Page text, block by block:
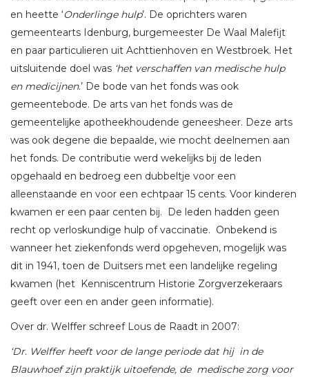
en heette ‘Onderlinge hulp’. De oprichters waren
gemeentearts Idenburg, burgemeester De Waal Malefijt
en paar particulieren uit Achttienhoven en Westbroek. Het
uitsluitende doel was ‘het verschaffen van medische hulp
en medicijnen.’ De bode van het fonds was ook
gemeentebode. De arts van het fonds was de
gemeentelijke apotheekhoudende geneesheer. Deze arts
was ook degene die bepaalde, wie mocht deelnemen aan
het fonds. De contributie werd wekelijks bij de leden
opgehaald en bedroeg een dubbeltje voor een
alleenstaande en voor een echtpaar 15 cents. Voor kinderen
kwamen er een paar centen bij. De leden hadden geen
recht op verloskundige hulp of vaccinatie. Onbekend is
wanneer het ziekenfonds werd opgeheven, mogelijk was
dit in 1941, toen de Duitsers met een landelijke regeling
kwamen (het Kenniscentrum Historie Zorgverzekeraars
geeft over een en ander geen informatie).
Over dr. Welffer schreef Lous de Raadt in 2007:
‘Dr. Welffer heeft voor de lange periode dat hij in de
Blauwhoef zijn praktijk uitoefende, de medische zorg voor